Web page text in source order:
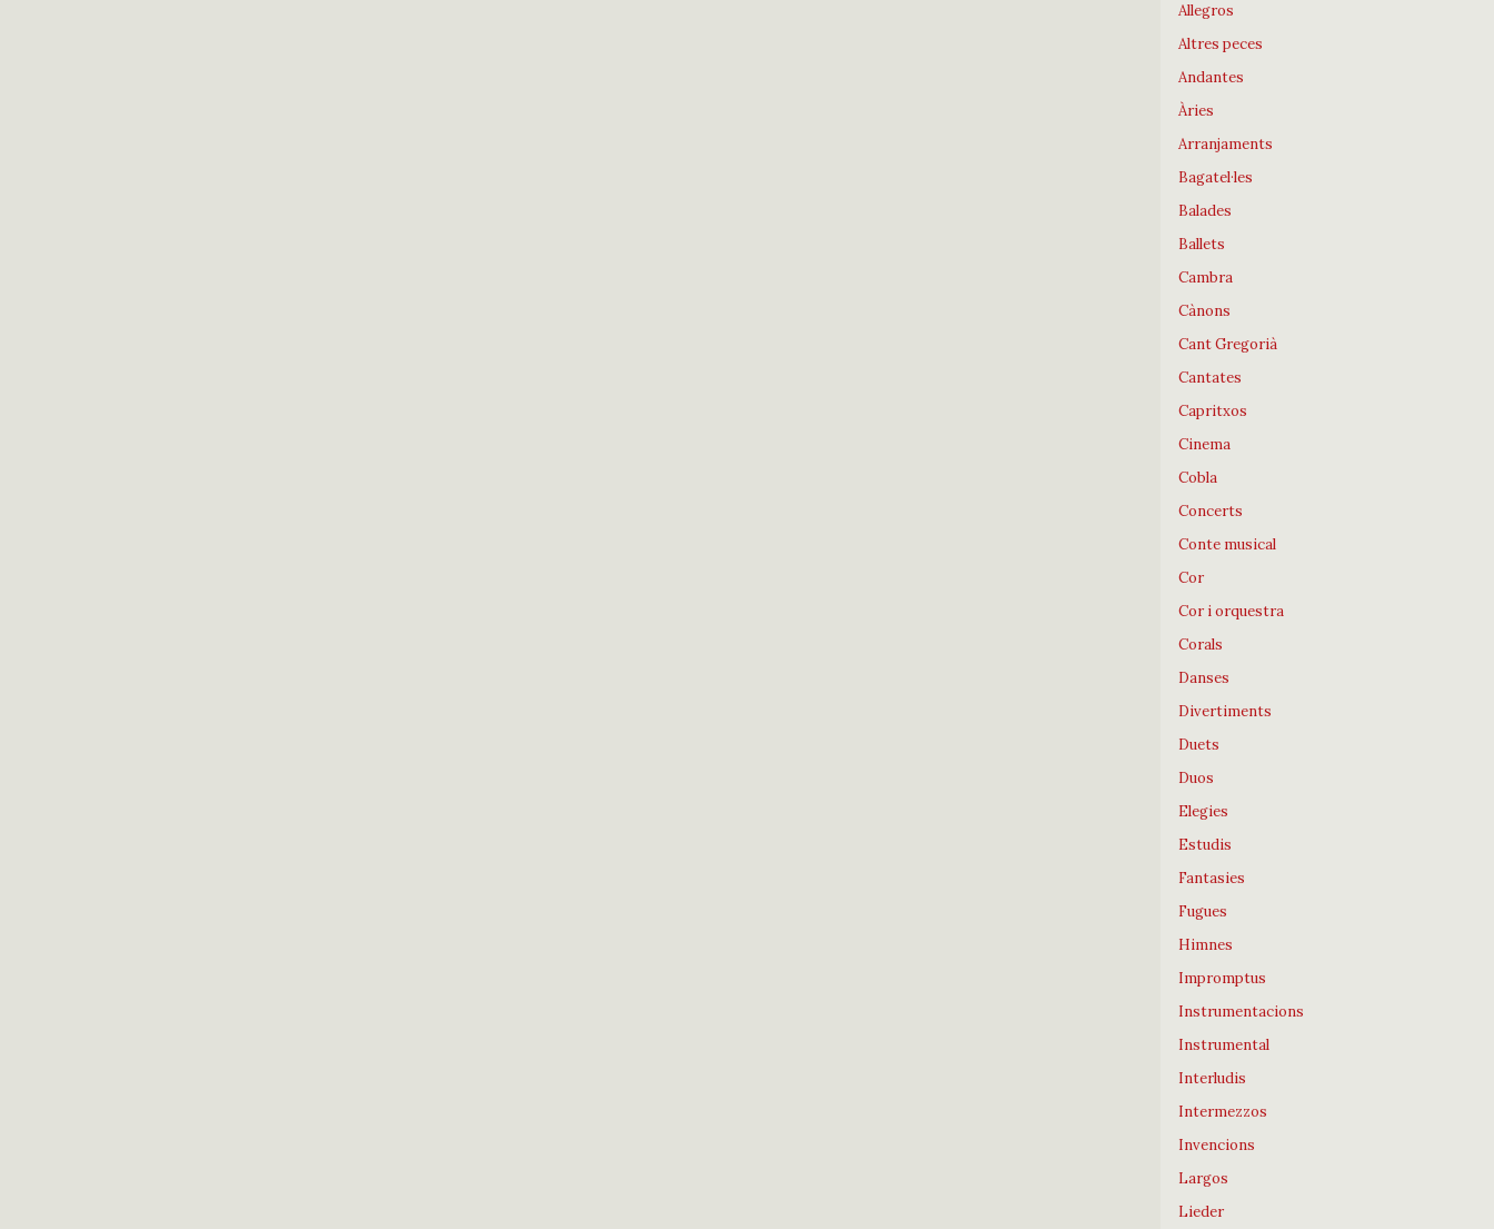
Allegros
Altres peces
Andantes
Àries
Arranjaments
Bagatel·les
Balades
Ballets
Cambra
Cànons
Cant Gregorià
Cantates
Capritxos
Cinema
Cobla
Concerts
Conte musical
Cor
Cor i orquestra
Corals
Danses
Divertiments
Duets
Duos
Elegies
Estudis
Fantasies
Fugues
Himnes
Impromptus
Instrumentacions
Instrumental
Interludis
Intermezzos
Invencions
Largos
Lieder